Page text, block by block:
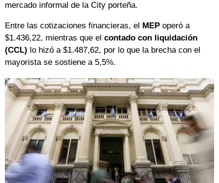
mercado informal de la City porteña.
Entre las cotizaciones financieras, el MEP operó a
$1.436,22, mientras que el contado con liquidación
(CCL) lo hizó a $1.487,62, por lo que la brecha con el
mayorista se sostiene a 5,5%.